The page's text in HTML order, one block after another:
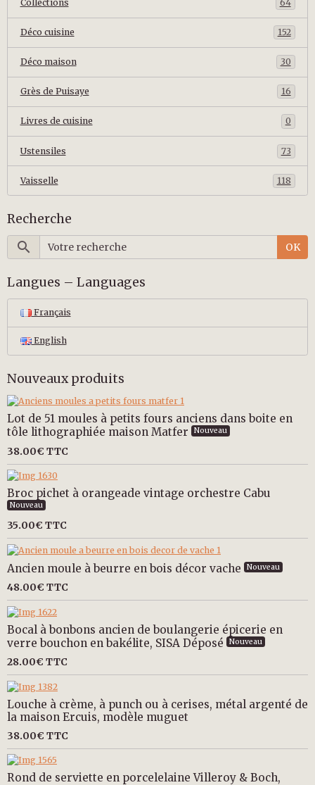
Collections 64
Déco cuisine 152
Déco maison 30
Grès de Puisaye 16
Livres de cuisine 0
Ustensiles 73
Vaisselle 118
Recherche
OK
Langues – Languages
Français
English
Nouveaux produits
Lot de 51 moules à petits fours anciens dans boite en
tôle lithographiée maison Matfer
Nouveau
38.00€ TTC
Broc pichet à orangeade vintage orchestre Cabu
Nouveau
35.00€ TTC
Ancien moule à beurre en bois décor vache Nouveau
48.00€ TTC
Bocal à bonbons ancien de boulangerie épicerie en
verre bouchon en bakélite, SISA Déposé
Nouveau
28.00€ TTC
Louche à crème, à punch ou à cerises, métal argenté de
la maison Ercuis, modèle muguet
38.00€ TTC
Rond de serviette en porcelelaine Villeroy & Boch,